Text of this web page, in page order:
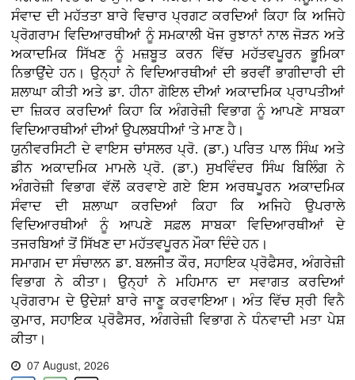
ਸੰਵਾਦ ਦੀ ਮਹੱਤਤਾ ਬਾਰੇ ਵਿਚਾਰ ਪ੍ਰਗਟ ਕਰਦਿਆਂ ਕਿਹਾ ਕਿ ਅਜਿਹੇ
ਪ੍ਰੋਗਰਾਮ ਵਿਦਿਆਰਥੀਆਂ ਨੂੰ ਸਮਕਾਲੀ ਖੋਜ ਰੁਝਾਨਾਂ ਨਾਲ ਜੋੜਨ ਅਤੇ
ਅਕਾਦਮਿਕ ਸਿੱਖਣ ਨੂੰ ਮਜ਼ਬੂਤ ਕਰਨ ਵਿੱਚ ਮਹੱਤਵਪੂਰਨ ਭੂਮਿਕਾ
ਨਿਭਾਉਂਦੇ ਹਨ। ਉਨ੍ਹਾਂ ਨੇ ਵਿਦਿਆਰਥੀਆਂ ਦੀ ਭਰਵੀਂ ਭਾਗੀਦਾਰੀ ਦੀ
ਸ਼ਲਾਘਾ ਕੀਤੀ ਅਤੇ ਡਾ. ਹੀਨਾ ਗੋਇਲ ਦੀਆਂ ਅਕਾਦਮਿਕ ਪ੍ਰਾਪਤੀਆਂ
ਦਾ ਜ਼ਿਕਰ ਕਰਦਿਆਂ ਕਿਹਾ ਕਿ ਅੰਗਰੇਜ਼ੀ ਵਿਭਾਗ ਨੂੰ ਆਪਣੇ ਸਾਬਕਾ
ਵਿਦਿਆਰਥੀਆਂ ਦੀਆਂ ਉਪਲਬਧੀਆਂ 'ਤੇ ਮਾਣ ਹੈ।
ਯੁਨੀਵਰਸਿਟੀ ਦੇ ਵਾਇਸ ਚਾਂਸਲਰ ਪ੍ਰੋ. (ਡਾ.) ਪਰਿਤ ਪਾਲ ਸਿੰਘ ਅਤੇ
ਡੀਨ ਅਕਾਦਮਿਕ ਮਾਮਲੇ ਪ੍ਰੋ. (ਡਾ.) ਸੁਖਵਿੰਦਰ ਸਿੰਘ ਬਿਲਿੰਗ ਨੇ
ਅੰਗਰੇਜ਼ੀ ਵਿਭਾਗ ਵੱਲੋਂ ਕਰਵਾਏ ਗਏ ਇਸ ਅਰਥਪੂਰਨ ਅਕਾਦਮਿਕ
ਸੰਵਾਦ ਦੀ ਸ਼ਲਾਘਾ ਕਰਦਿਆਂ ਕਿਹਾ ਕਿ ਅਜਿਹੇ ਉਪਰਾਲੇ
ਵਿਦਿਆਰਥੀਆਂ ਨੂੰ ਆਪਣੇ ਸਫ਼ਲ ਸਾਬਕਾ ਵਿਦਿਆਰਥੀਆਂ ਦੇ
ਤਜਰਬਿਆਂ ਤੋਂ ਸਿੱਖਣ ਦਾ ਮਹੱਤਵਪੂਰਨ ਮੌਕਾ ਦਿੰਦੇ ਹਨ।
ਸਮਾਗਮ ਦਾ ਸੰਚਾਲਨ ਡਾ. ਬਲਜੀਤ ਕੌਰ, ਸਹਾਇਕ ਪ੍ਰੋਫੈਸਰ, ਅੰਗਰੇਜ਼ੀ
ਵਿਭਾਗ ਨੇ ਕੀਤਾ। ਉਨ੍ਹਾਂ ਨੇ ਮਹਿਮਾਨ ਦਾ ਸਵਾਗਤ ਕਰਦਿਆਂ
ਪ੍ਰੋਗਰਾਮ ਦੇ ਉਦੇਸ਼ਾਂ ਬਾਰੇ ਜਾਣੂ ਕਰਵਾਇਆ। ਅੰਤ ਵਿੱਚ ਸ੍ਰੀ ਵਿਨੈ
ਕੁਮਾਰ, ਸਹਾਇਕ ਪ੍ਰੋਫੈਸਰ, ਅੰਗਰੇਜ਼ੀ ਵਿਭਾਗ ਨੇ ਧੰਨਵਾਦੀ ਮਤਾ ਪੇਸ਼
ਕੀਤਾ।
07 August, 2026